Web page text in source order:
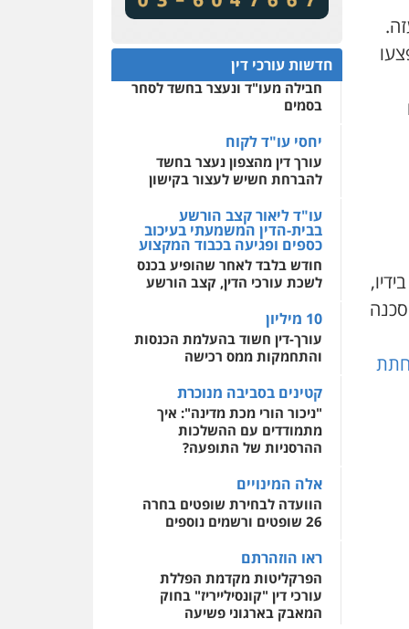
שירותים מקצועיים לעורכי
דין
0522508109
אחסון אתרים
לעורכי דין
אסירים עבירות מין
שירותים מקצועיים לעורכי
דין
0544500346
חדשות עורכי דין
שינויי חקיקה
חפץ חשוד
עצור בתיק ניסיון רצח קיבל
חבילה מעו"ד ונעצר בחשד לסחר
בסמים
יחסי עו"ד לקוח
עורך דין מהצפון נעצר בחשד
להברחת חשיש לעצור בקישון
עו"ד ליאור קצב הורשע
בבית-הדין המשמעתי בעיכוב
כספים ופגיעה בכבוד המקצוע
חודש בלבד לאחר שהופיע בכנס
לשכת עורכי הדין, קצב הורשע
10 מיליון
עורך-דין חשוד בהעלמת הכנסות
והתחמקות ממס רכישה
קטינים בסביבה מנוכרת
"ניכור הורי מכת מדינה": איך
מתמודדים עם ההשלכות
ההרסניות של התופעה?
אלה המינויים
הוועדה לבחירת שופטים בחרה
26 שופטים ורשמים נוספים
ראו הוזהרתם
הפרקליטות מקדמת הפללת
עורכי דין "קונסילייריז" בחוק
המאבק בארגוני פשיעה